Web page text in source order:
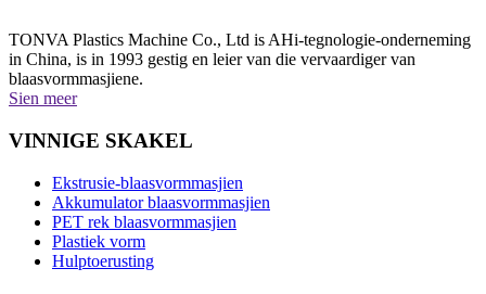
TONVA Plastics Machine Co., Ltd is AHi-tegnologie-onderneming
in China, is in 1993 gestig en leier van die vervaardiger van
blaasvormmasjiene.
Sien meer
VINNIGE SKAKEL
Ekstrusie-blaasvormmasjien
Akkumulator blaasvormmasjien
PET rek blaasvormmasjien
Plastiek vorm
Hulptoerusting